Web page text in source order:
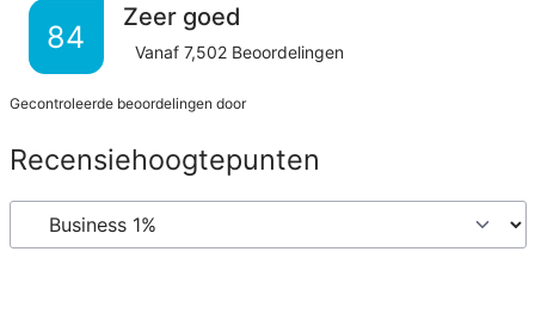
84
Zeer goed
Vanaf 7,502 Beoordelingen
Gecontroleerde beoordelingen door
Recensiehoogtepunten